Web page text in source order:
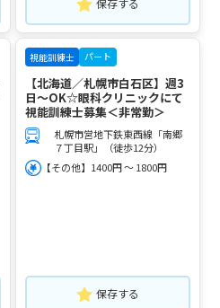
保存する
視能訓練士 パート
【北海道／札幌市白石区】週3
日～OK☆眼科クリニックにて
視能訓練士募集＜非常勤＞
札幌市営地下鉄東西線「南郷
７丁目駅」（徒歩12分）
【その他】1400円 ～ 1800円
保存する